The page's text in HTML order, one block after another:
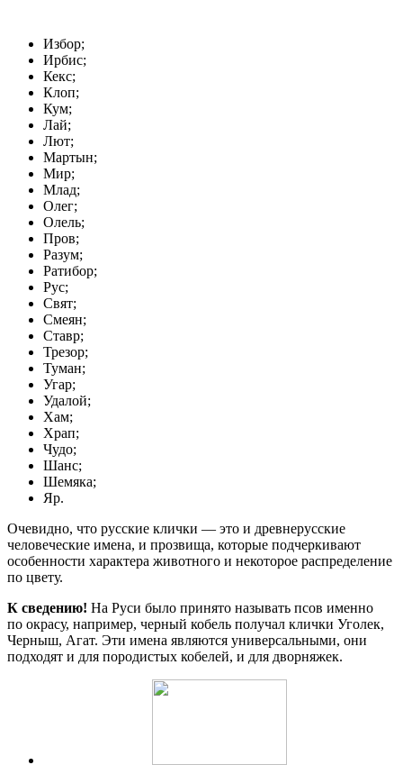
Избор;
Ирбис;
Кекс;
Клоп;
Кум;
Лай;
Лют;
Мартын;
Мир;
Млад;
Олег;
Олель;
Пров;
Разум;
Ратибор;
Рус;
Свят;
Смеян;
Ставр;
Трезор;
Туман;
Угар;
Удалой;
Хам;
Храп;
Чудо;
Шанс;
Шемяка;
Яр.
Очевидно, что русские клички — это и древнерусские
человеческие имена, и прозвища, которые подчеркивают
особенности характера животного и некоторое распределение
по цвету.
К сведению! На Руси было принято называть псов именно
по окрасу, например, черный кобель получал клички Уголек,
Черныш, Агат. Эти имена являются универсальными, они
подходят и для породистых кобелей, и для дворняжек.